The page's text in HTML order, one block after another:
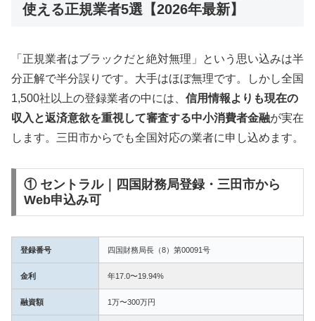
使える正規業者5選【2026年最新】
「正規業者はブラックだと絶対無理」という思い込みは半
分正解で半分誤りです。大手はほぼ無理です。しかし全国
1,500社以上の登録業者の中には、 信用情報よりも現在の
収入と返済意欲を重視して審査する中小消費者金融が実在
します。三田市からでも全国対応の業者に申し込めます。
① セントラル｜四国財務局登録・三田市から
Web申込み可
登録番号 四国財務局長（8）第00091号
金利 年17.0〜19.94%
融資額 1万〜300万円